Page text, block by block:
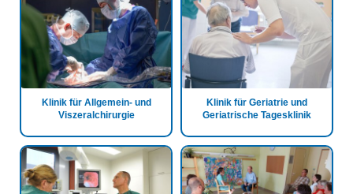
Klinik für Allgemein- und
Viszeralchirurgie
Klinik für Geriatrie und
Geriatrische Tagesklinik